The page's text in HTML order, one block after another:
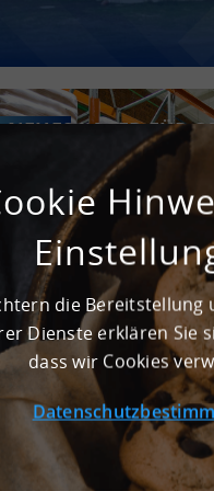
NEUES LAGER FÜR
BLUMENZWIEBELN
SCHWÄBISCHEN ALB
die Bereitstellung
Dienste erklären Sie
dass wir Cookies